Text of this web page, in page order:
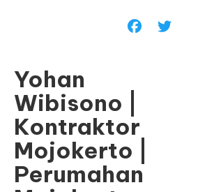
Yohan
Wibisono |
Kontraktor
Mojokerto |
Perumahan